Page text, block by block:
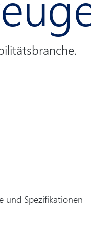
und Spezifikationen